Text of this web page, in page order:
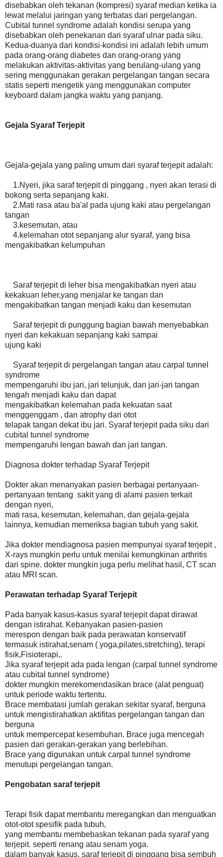
disebabkan oleh tekanan (kompresi) syaraf median ketika ia
lewat melalui jaringan yang terbatas dari pergelangan.
Cubital tunnel syndrome adalah kondisi serupa yang
disebabkan oleh penekanan dari syaraf ulnar pada siku.
Kedua-duanya dari kondisi-kondisi ini adalah lebih umum
pada orang-orang diabetes dan orang-orang yang
melakukan aktivitas-aktivitas yang berulang-ulang yang
sering menggunakan gerakan pergelangan tangan secara
statis seperti mengetik yang menggunakan computer
keyboard dalam jangka waktu yang panjang.
Gejala Syaraf Terjepit
Gejala-gejala yang paling umum dari syaraf terjepit adalah:
1.Nyeri, jika saraf terjepit di pinggang , nyeri akan terasi di
bokong serta sepanjang kaki.
2.Mati rasa atau ba'al pada ujung kaki atau pergelangan
tangan
3.kesemutan, atau
4.kelemahan otot sepanjang alur syaraf, yang bisa
mengakibatkan kelumpuhan
Saraf terjepit di leher bisa mengakibatkan nyeri atau
kekakuan leher,yang menjalar ke tangan dan
mengakibatkan tangan menjadi kaku dan kesemutan
Saraf terjepit di punggung bagian bawah menyebabkan
nyeri dan kekakuan sepanjang kaki sampai
ujung kaki
Syaraf terjepit di pergelangan tangan atau carpal tunnel
syndrome
mempengaruhi ibu jari, jari telunjuk, dan jari-jari tangan
tengah menjadi kaku dan dapat
mengakibatkan kelemahan pada kekuatan saat
menggenggam , dan atrophy dari otot
telapak tangan dekat ibu jari. Syaraf terjepit pada siku dari
cubital tunnel syndrome
mempengaruhi lengan bawah dan jari tangan.
Diagnosa dokter terhadap Syaraf Terjepit
Dokter akan menanyakan pasien berbagai pertanyaan-
pertanyaan tentang sakit yang di alami pasien terkait
dengan nyeri,
mati rasa, kesemutan, kelemahan, dan gejala-gejala
lainnya, kemudian memeriksa bagian tubuh yang sakit.
Jika dokter mendiagnosa pasien mempunyai syaraf terjepit ,
X-rays mungkin perlu untuk menilai kemungkinan arthritis
dari spine. dokter mungkin juga perlu melihat hasil, CT scan
atau MRI scan.
Perawatan terhadap Syaraf Terjepit
Pada banyak kasus-kasus syaraf terjepit dapat dirawat
dengan istirahat. Kebanyakan pasien-pasien
merespon dengan baik pada perawatan konservatif
termasuk istirahat,senam ( yoga,pilates,stretching), terapi
fisik,Fisioterapi,.
Jika syaraf terjepit ada pada lengan (carpal tunnel syndrome
atau cubital tunnel syndrome)
dokter mungkin merekomendasikan brace (alat penguat)
untuk periode waktu tertentu.
Brace membatasi jumlah gerakan sekitar syaraf, berguna
untuk mengistirahatkan aktifitas pergelangan tangan dan
berguna
untuk mempercepat kesembuhan. Brace juga mencegah
pasien dari gerakan-gerakan yang berlebihan.
Brace yang digunakan untuk carpal tunnel syndrome
menutupi pergelangan tangan.
Pengobatan saraf terjepit
Terapi fisik dapat membantu meregangkan dan menguatkan
otot-otot spesifik pada tubuh,
yang membantu membebaskan tekanan pada syaraf yang
terjepit. seperti renang atau senam yoga.
dalam banyak kasus, saraf terjepit di pinggang bisa sembuh